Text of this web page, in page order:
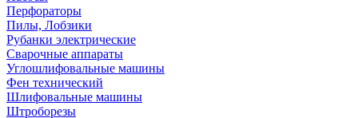
Перфораторы
Пилы, Лобзики
Рубанки электрические
Сварочные аппараты
Углошлифовальные машины
Фен технический
Шлифовальные машины
Штроборезы